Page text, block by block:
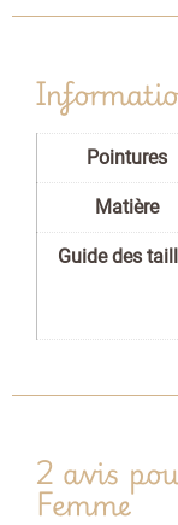
Pointures
Matière
Guide des
2 avis
Femme